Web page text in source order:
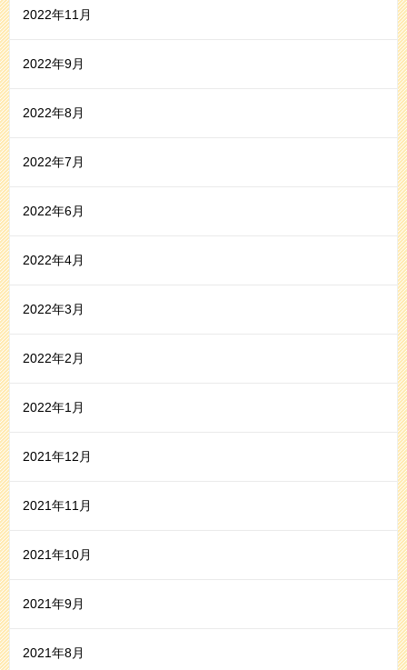
2022年11月
2022年9月
2022年8月
2022年7月
2022年6月
2022年4月
2022年3月
2022年2月
2022年1月
2021年12月
2021年11月
2021年10月
2021年9月
2021年8月